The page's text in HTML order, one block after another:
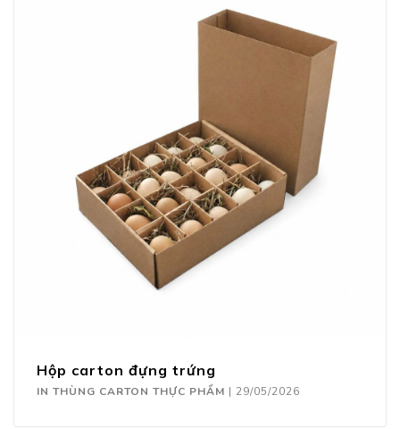
Hộp carton đựng trứng
IN THÙNG CARTON THỰC PHẨM | 29/05/2026